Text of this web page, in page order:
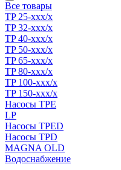
Все товары
TP 25-xxx/x
TP 32-xxx/x
TP 40-xxx/x
TP 50-xxx/x
TP 65-xxx/x
TP 80-xxx/x
TP 100-xxx/x
TP 150-xxx/x
Насосы TPE
LP
Насосы TPED
Насосы TPD
MAGNA OLD
Водоснабжение